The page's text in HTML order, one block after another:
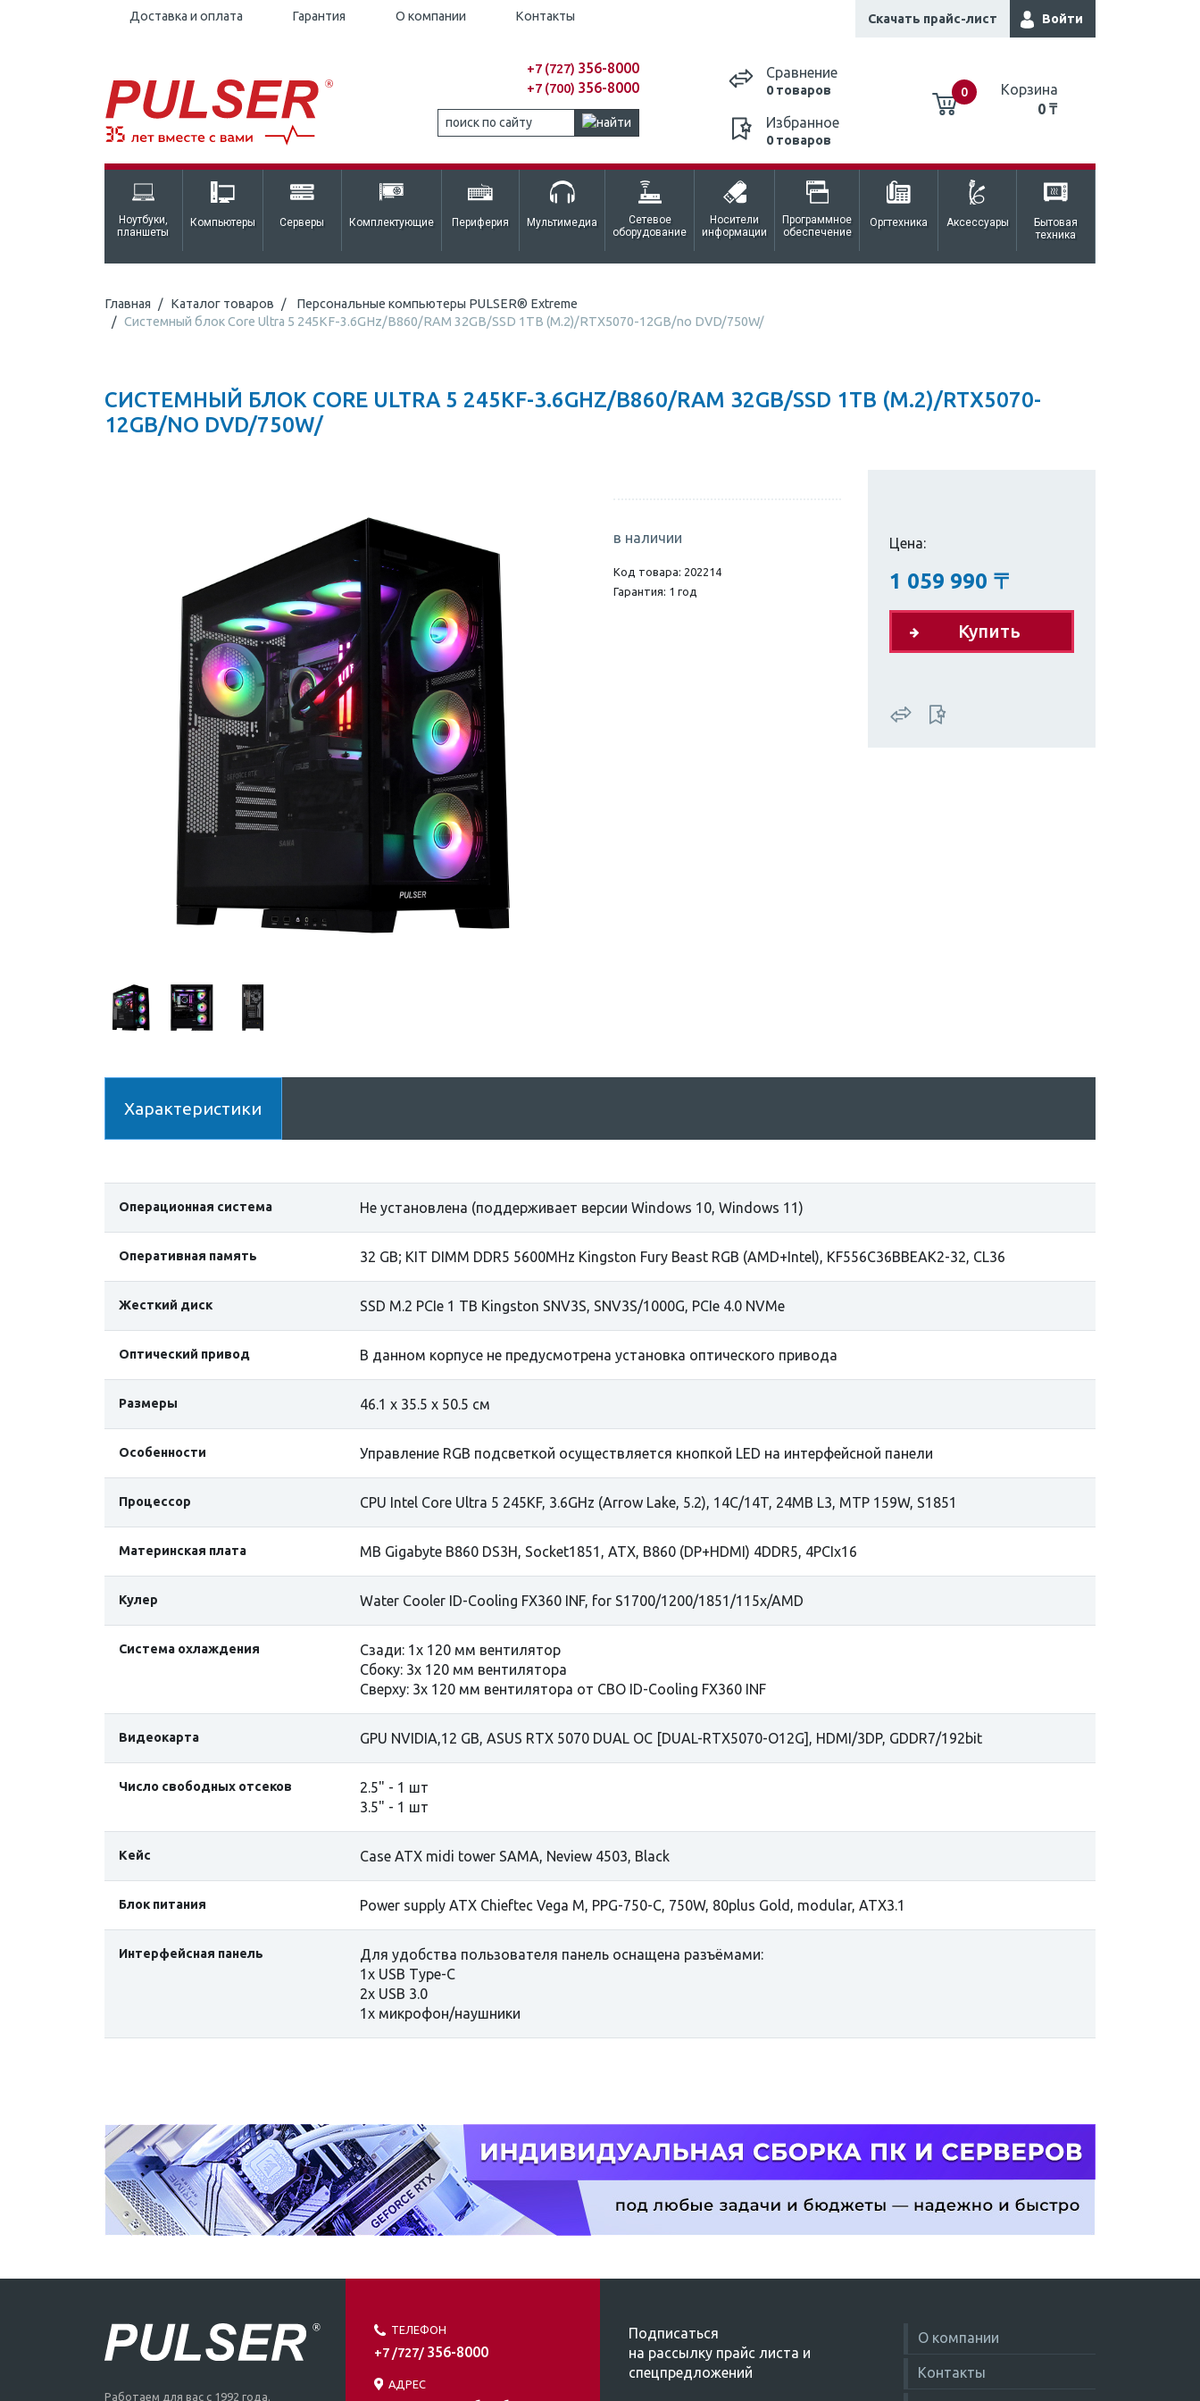
Доставка и оплата Гарантия О компании Контакты Скачать прайс-лист Войти
+7 (727) 356-8000
+7 (700) 356-8000
Сравнение
0 товаров
Избранное
0 товаров
0
Корзина
0 ₸
0 ₸
Ноутбуки,
планшеты
Компьютеры Серверы Комплектующие Периферия Мультимедиа
Сетевое
оборудование
Носители
информации
Программное
обеспечение
Оргтехника Аксессуары
Бытовая
техника
Главная Каталог товаров
Персональные компьютеры PULSER® Extreme
Системный блок Core Ultra 5 245KF-3.6GHz/B860/RAM 32GB/SSD 1TB (M.2)/RTX5070-12GB/no DVD/750W/
СИСТЕМНЫЙ БЛОК CORE ULTRA 5 245KF-3.6GHZ/B860/RAM 32GB/SSD 1TB (M.2)/RTX5070-
12GB/NO DVD/750W/
в наличии
Код товара: 202214
Гарантия: 1 год
Цена:
1 059 990 〒
Купить
Характеристики
Операционная система Не установлена (поддерживает версии Windows 10, Windows 11)
Оперативная память 32 GB; KIT DIMM DDR5 5600MHz Kingston Fury Beast RGB (AMD+Intel), KF556C36BBEAK2-32, CL36
Жесткий диск SSD M.2 PCIe 1 TB Kingston SNV3S, SNV3S/1000G, PCIe 4.0 NVMe
Оптический привод В данном корпусе не предусмотрена установка оптического привода
Размеры 46.1 х 35.5 х 50.5 см
Особенности Управление RGB подсветкой осуществляется кнопкой LED на интерфейсной панели
Процессор СPU Intel Сore Ultra 5 245KF, 3.6GHz (Arrow Lake, 5.2), 14C/14T, 24MB L3, MTP 159W, S1851
Материнская плата MB Gigabyte B860 DS3H, Socket1851, ATX, B860 (DP+HDMI) 4DDR5, 4PCIx16
Кулер Water Cooler ID-Cooling FX360 INF, for S1700/1200/1851/115x/AMD
Cистема охлаждения
Сзади: 1x 120 мм вентилятор
Сбоку: 3x 120 мм вентилятора
Сверху: 3х 120 мм вентилятора от СВО ID-Cooling FX360 INF
Видеокарта GPU NVIDIA,12 GB, ASUS RTX 5070 DUAL OC [DUAL-RTX5070-O12G], HDMI/3DP, GDDR7/192bit
Число свободных отсеков
2.5" - 1 шт
3.5" - 1 шт
Кейс Case ATX midi tower SAMA, Neview 4503, Black
Блок питания Power supply ATX Chieftec Vega M, PPG-750-C, 750W, 80plus Gold, modular, ATX3.1
Интерфейсная панель
Для удобства пользователя панель оснащена разъёмами:
1х USB Type-C
2х USB 3.0
1x микрофон/наушники
Работаем для вас с 1992 года.
ТЕЛЕФОН
+7 /727/ 356-8000
АДРЕС
Подписаться
на рассылку прайс листа и
спецпредложений
О компании
Контакты